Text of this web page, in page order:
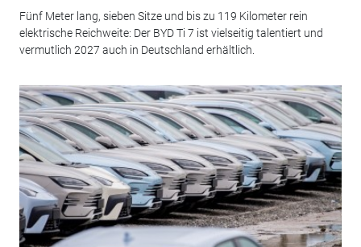
Fünf Meter lang, sieben Sitze und bis zu 119 Kilometer rein
elektrische Reichweite: Der BYD Ti 7 ist vielseitig talentiert und
vermutlich 2027 auch in Deutschland erhältlich.